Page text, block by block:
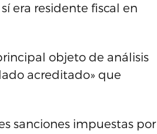
era residente fiscal en
objeto de análisis
acreditado» que
sanciones impuestas por